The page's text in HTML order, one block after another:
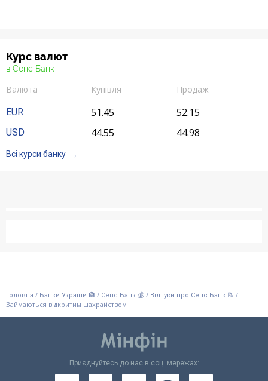
Курс валют
в Сенс Банк
Валюта Купівля
Продаж
EUR
51.45 52.15
USD 44.55 44.98
Всі курси банку
Головна / Банки України 🏦 / Сенс Банк 💰 / Відгуки про Сенс Банк 📝 /
Займаються відкритим шахрайством
Приєднуйтесь до нас в соц. мережах: